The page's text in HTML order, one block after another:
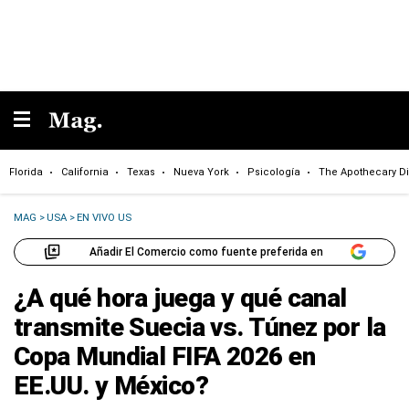
Florida California Texas Nueva York Psicología The Apothecary
MAG >USA >EN VIVO US
Añadir El Comercio como fuente preferida en
¿A qué hora juega y qué canal
transmite Suecia vs. Túnez por la
Copa Mundial FIFA 2026 en
EE.UU. y México?